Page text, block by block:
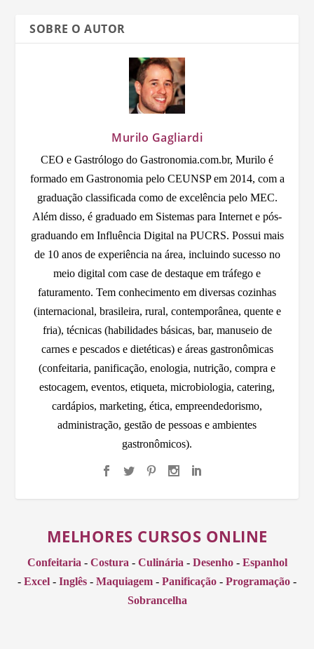
SOBRE O AUTOR
Murilo Gagliardi
CEO e Gastrólogo do Gastronomia.com.br, Murilo é
formado em Gastronomia pelo CEUNSP em 2014, com a
graduação classificada como de excelência pelo MEC.
Além disso, é graduado em Sistemas para Internet e pós-
graduando em Influência Digital na PUCRS. Possui mais
de 10 anos de experiência na área, incluindo sucesso no
meio digital com case de destaque em tráfego e
faturamento. Tem conhecimento em diversas cozinhas
(internacional, brasileira, rural, contemporânea, quente e
fria), técnicas (habilidades básicas, bar, manuseio de
carnes e pescados e dietéticas) e áreas gastronômicas
(confeitaria, panificação, enologia, nutrição, compra e
estocagem, eventos, etiqueta, microbiologia, catering,
cardápios, marketing, ética, empreendedorismo,
administração, gestão de pessoas e ambientes
gastronômicos).
MELHORES CURSOS ONLINE
Confeitaria - Costura - Culinária - Desenho- Espanhol
- Excel - Inglês - Maquiagem - Panificação - Programação -
Sobrancelha